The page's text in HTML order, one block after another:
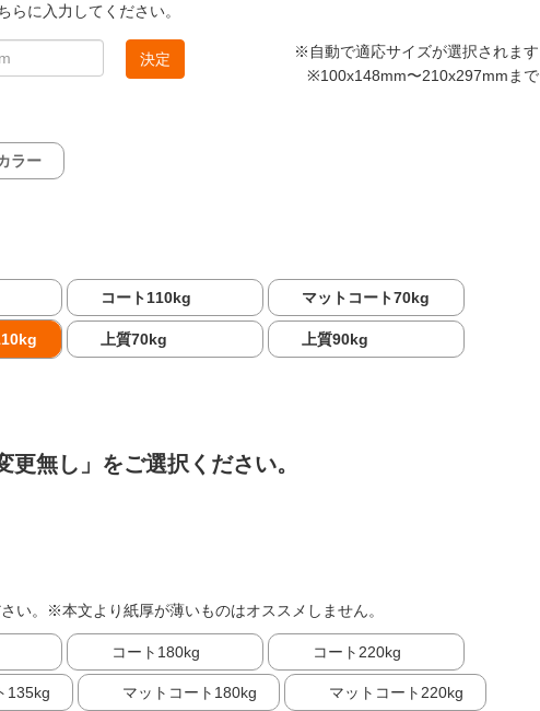
に入力してください。
決定
※自動で適応サイズが選択されます
※100x148mm〜210x297mmまで
ラー
コート110kg マットコート70kg
上質70kg 上質90kg
更無し」をご選択ください。
い。※本文より紙厚が薄いものはオススメしません。
コート180kg コート220kg
135kg マットコート180kg マットコート220kg